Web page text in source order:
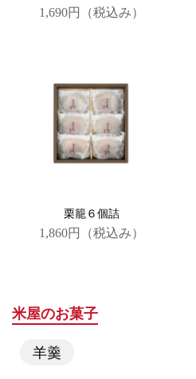
1,690円 （税込み）
栗籠６個詰
1,860円 （税込み）
米屋のお菓子
羊羹